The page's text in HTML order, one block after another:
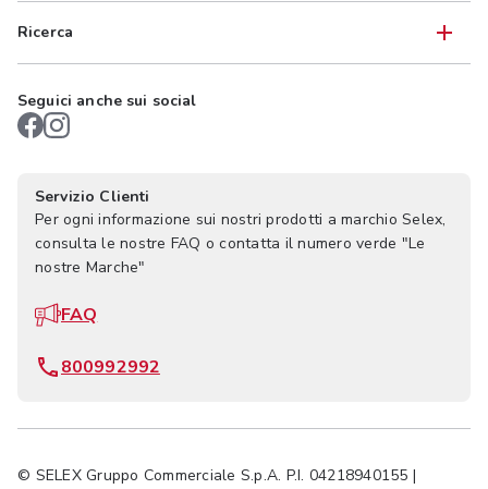
Ricerca
Seguici anche sui social
Servizio Clienti
Per ogni informazione sui nostri prodotti a marchio Selex,
consulta le nostre FAQ o contatta il numero verde "Le
nostre Marche"
FAQ
800992992
© SELEX Gruppo Commerciale S.p.A. P.I. 04218940155 |